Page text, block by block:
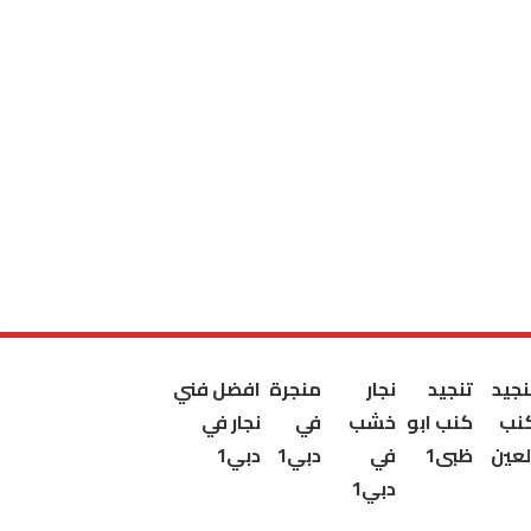
تنجيد
كنب ابو
ظبى1
نجار
خشب
في
دبي1
منجرة
في
دبي1
افضل فني
نجار في
دبي1